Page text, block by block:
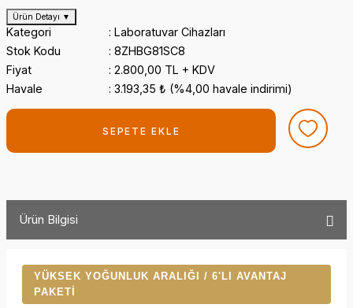
Ürün Detayı ▼
Kategori
Laboratuvar Cihazları
Stok Kodu
8ZHBG81SC8
Fiyat
2.800,00 TL + KDV
Havale
3.193,35 ₺ (%4,00 havale indirimi)
SEPETE EKLE
Ürün Bilgisi
YÜKSEK YOĞUNLUK ARALIĞI / 6'LI AVANTAJ
PAKETI